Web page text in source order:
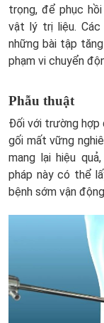
trọng, để phục
vật lý trị liệu. Các
những bài tập
phạm vi chuyển
Phẫu thuật
Đối với trường hợp
gối mất vững
mang lại hiệu
pháp này có thể
bệnh sớm vận